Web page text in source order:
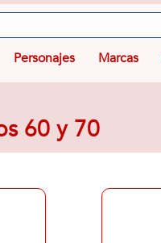
Personajes Marcas
60 y 70